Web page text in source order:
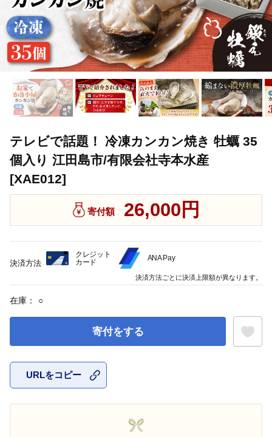
テレビで話題！ 冷凍カンカン焼き 牡蠣 35
個入り 江田島市/有限会社寺本水産
[XAE012]
寄付額 26,000円
在庫： ○
寄付をする
URLをコピー
決済方法
クレジット
カード
ANA Pay
決済方法ごとに決済上限額が異なります。